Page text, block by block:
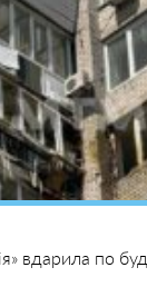
вдарила по